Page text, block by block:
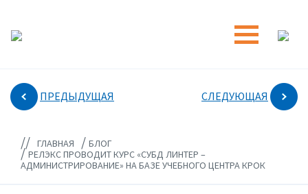
ПРЕДЫДУЩАЯ СЛЕДУЮЩАЯ
// ГЛАВНАЯ / БЛОГ
/РЕЛЭКС ПРОВОДИТ КУРС «СУБД ЛИНТЕР –
АДМИНИСТРИРОВАНИЕ» НА БАЗЕ УЧЕБНОГО ЦЕНТРА КРОК